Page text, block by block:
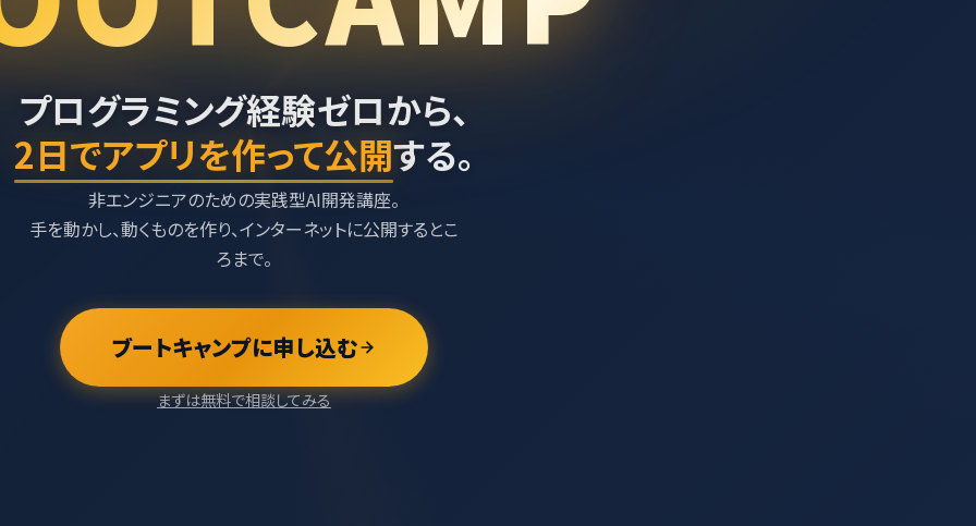
プログラミング経験ゼロから、
2日でアプリを作って公開する。
非エンジニアのための実践型AI開発講座。
手を動かし、動くものを作り、インターネットに公開するとこ
ろまで。
ブートキャンプに申し込む
まずは無料で相談してみる